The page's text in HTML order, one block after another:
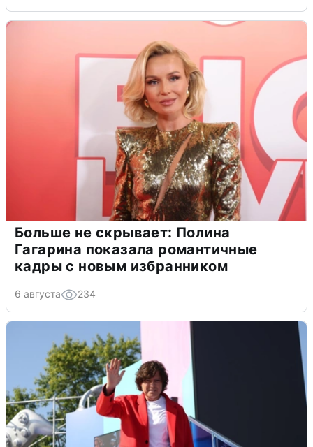
Больше не скрывает: Полина
Гагарина показала романтичные
кадры с новым избранником
6 августа 234